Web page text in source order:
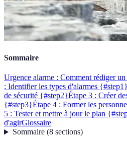
Sommaire
Urgence alarme : Comment rédiger
: Identifier les types d'alarmes {#step1}
de sécurité {#step2}Étape 3 : Créer
{#step3}Étape 4 : Former les
5 : Tester et mettre à jour le plan
d'agirGlossaire
Sommaire(8 sections)